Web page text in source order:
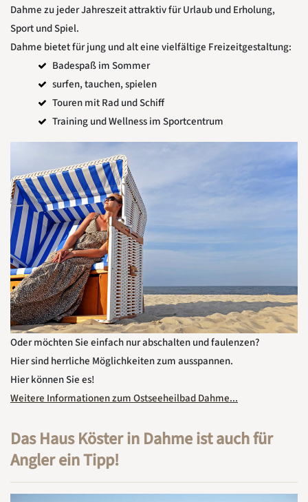
Dahme zu jeder Jahreszeit attraktiv für Urlaub und Erholung,
Sport und Spiel.
Dahme bietet für jung und alt eine vielfältige Freizeitgestaltung:
Badespaß im Sommer
surfen, tauchen, spielen
Touren mit Rad und Schiff
Training und Wellness im Sportcentrum
Oder möchten Sie einfach nur abschalten und faulenzen?
Hier sind herrliche Möglichkeiten zum ausspannen.
Hier können Sie es!
Weitere Informationen zum Ostseeheilbad Dahme...
Das Haus Köster in Dahme ist auch für
Angler ein Tipp!